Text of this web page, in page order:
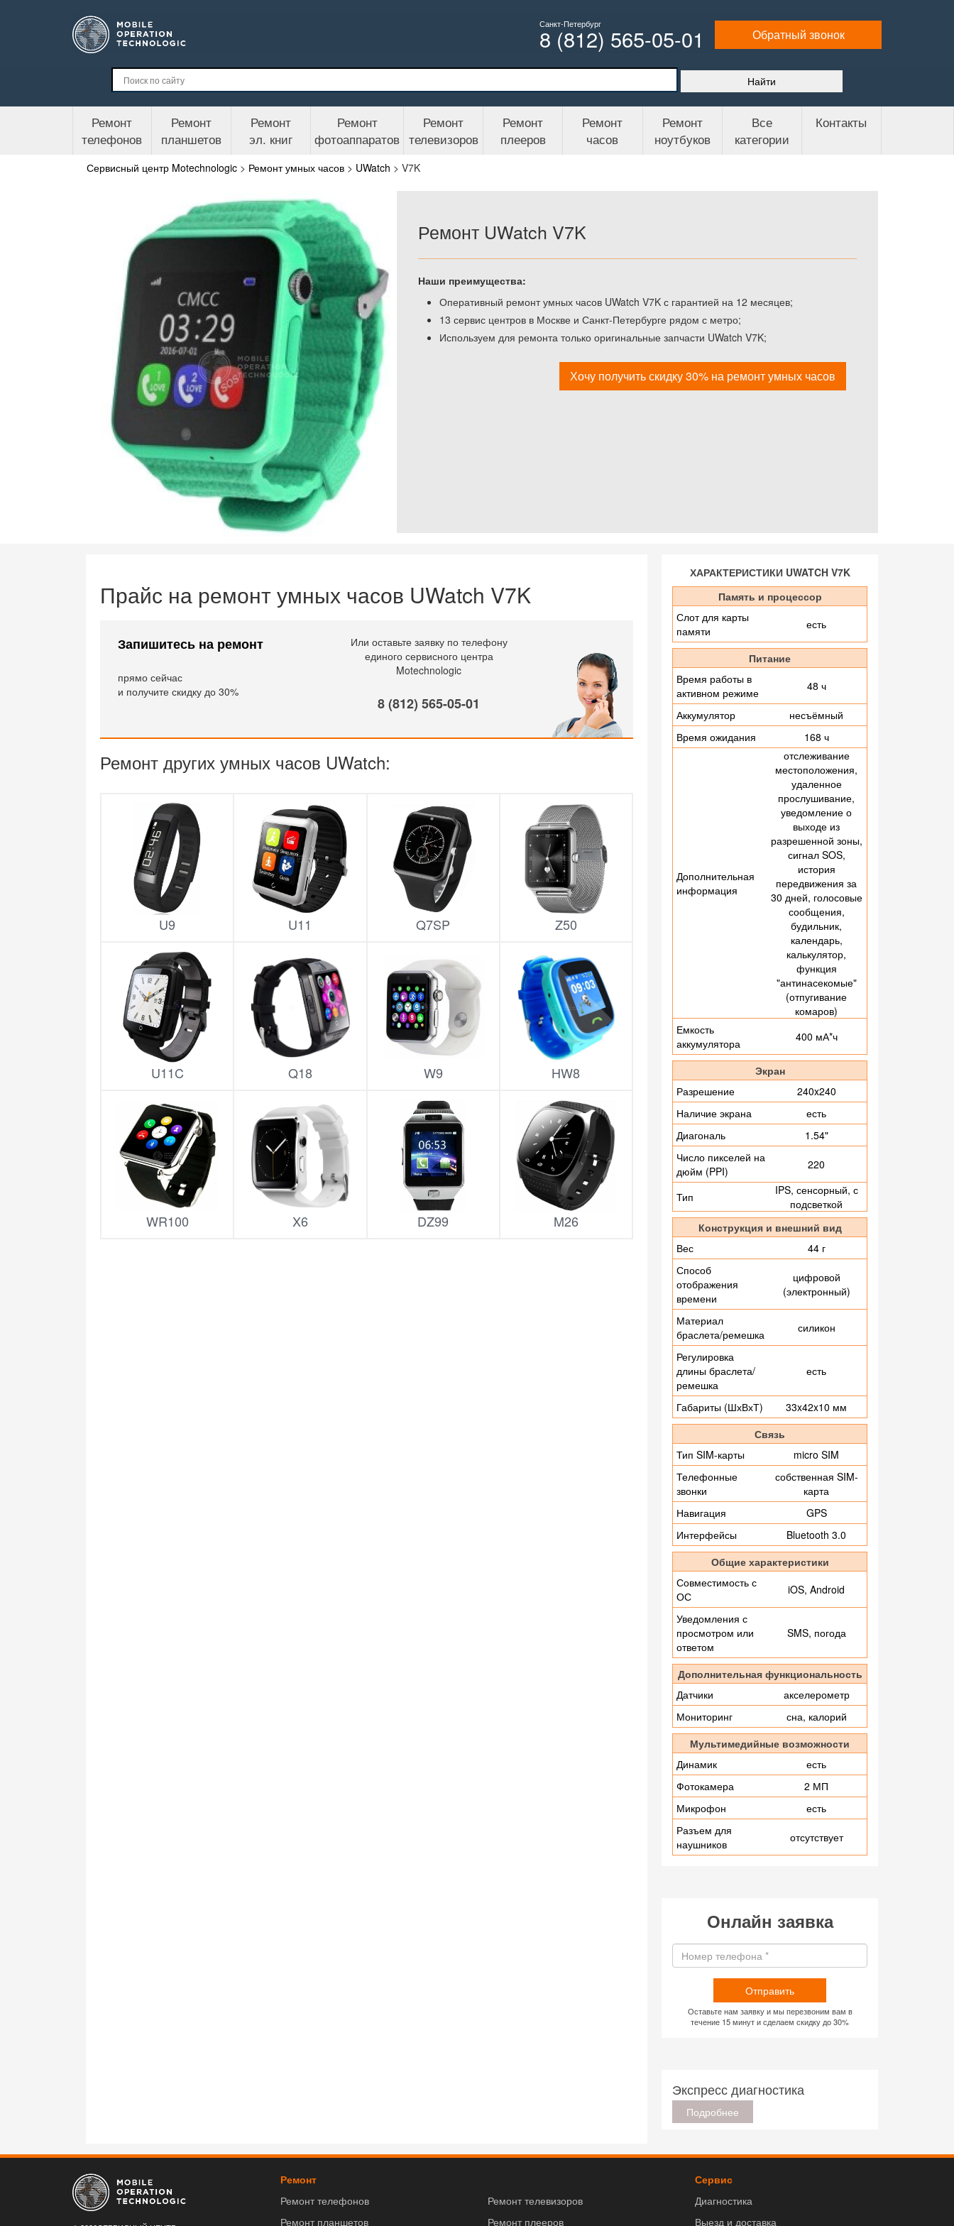
Санкт-Петербург
8 (812) 565-05-01 Обратный звонок
Ремонт
телефонов
Ремонт
планшетов
Ремонт
эл. книг
Ремонт
фотоаппаратов
Ремонт
телевизоров
Ремонт
плееров
Ремонт
часов
Ремонт
ноутбуков
Все
категории
Контакты
Сервисный центр Motechnologic > Ремонт умных часов > UWatch > V7K
Ремонт UWatch V7K
Наши преимущества:
Оперативный ремонт умных часов UWatch V7K с гарантией на 12 месяцев;
13 сервис центров в Москве и Санкт-Петербурге рядом с метро;
Используем для ремонта только оригинальные запчасти UWatch V7K;
Хочу получить скидку 30% на ремонт умных часов
Прайс на ремонт умных часов UWatch V7K
Запишитесь на ремонт
прямо сейчас
и получите скидку до 30%
Или оставьте заявку по телефону
единого сервисного центра
Motechnologic
8 (812) 565-05-01
Ремонт других умных часов UWatch:
U9 U11 Q7SP Z50
U11C Q18 W9 HW8
WR100 X6 DZ99 M26
ХАРАКТЕРИСТИКИ UWATCH V7K
Память и процессор
Слот для карты
памяти
есть
Питание
Время работы в
активном режиме
48 ч
Аккумулятор
несъёмный
Время ожидания
168 ч
Дополнительная
информация
отслеживание
местоположения,
удаленное
прослушивание,
уведомление о
выходе из
разрешенной зоны,
сигнал SOS,
история
передвижения за
30 дней, голосовые
сообщения,
будильник,
календарь,
калькулятор,
функция
"антинасекомые"
(отпугивание
комаров)
Емкость
аккумулятора
400 мА*ч
Экран
Разрешение
240x240
Наличие экрана
есть
Диагональ
1.54"
Число пикселей на
дюйм (PPI)
220
Тип
IPS, сенсорный, с
подсветкой
Конструкция и внешний вид
Вес
44 г
Способ
отображения
времени
цифровой
(электронный)
Материал
браслета/ремешка
силикон
Регулировка
длины браслета/
ремешка
есть
Габариты (ШхВхТ)
33x42x10 мм
Связь
Тип SIM-карты
micro SIM
Телефонные
звонки
собственная SIM-
карта
Навигация
GPS
Интерфейсы
Bluetooth 3.0
Общие характеристики
Совместимость с
ОС
iOS, Android
Уведомления с
просмотром или
ответом
SMS, погода
Дополнительная функциональность
Датчики
акселерометр
Мониторинг
сна, калорий
Мультимедийные возможности
Динамик
есть
Фотокамера
2 МП
Микрофон
есть
Разъем для
наушников
отсутствует
Онлайн заявка
Отправить
Оставьте нам заявку и мы перезвоним вам в
течение 15 минут и сделаем скидку до 30%
Экспресс диагностика
Подробнее
Ремонт
Ремонт телефонов
Ремонт планшетов
Ремонт телевизоров
Ремонт плееров
Сервис
Диагностика
Выезд и доставка